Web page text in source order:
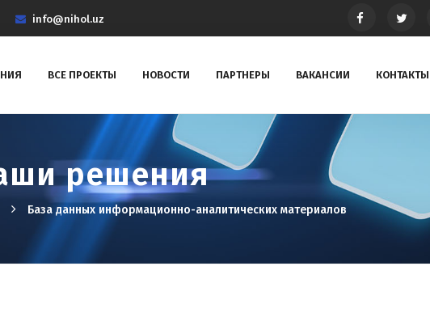
info@nihol.uz
ВСЕ ПРОЕКТЫ НОВОСТИ ПАРТНЕРЫ ВАКАНСИИ КОНТАКТЫ
решения
База данных информационно-аналитических материалов